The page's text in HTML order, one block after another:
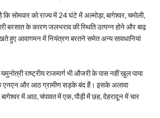
सोमवार को राज्य में 24 घंटे में अल्मोड़ा, बागेश्वर, चमोली,
बरसात के कारण जलभराव की स्थिति उत्पन्न होने और बाढ़
हुए आवागमन में नियंत्रण बरतने समेत अन्य सावधानियां
राष्ट्रीय राजमार्ग भी औजरी के पास नहीं खुल पाया
एनएन और आठ ग्रामीण सड़के बंद हैं। इसके अलावा
में आठ, चंपावत में एक, पौड़ी में छह, देहरादून में चार